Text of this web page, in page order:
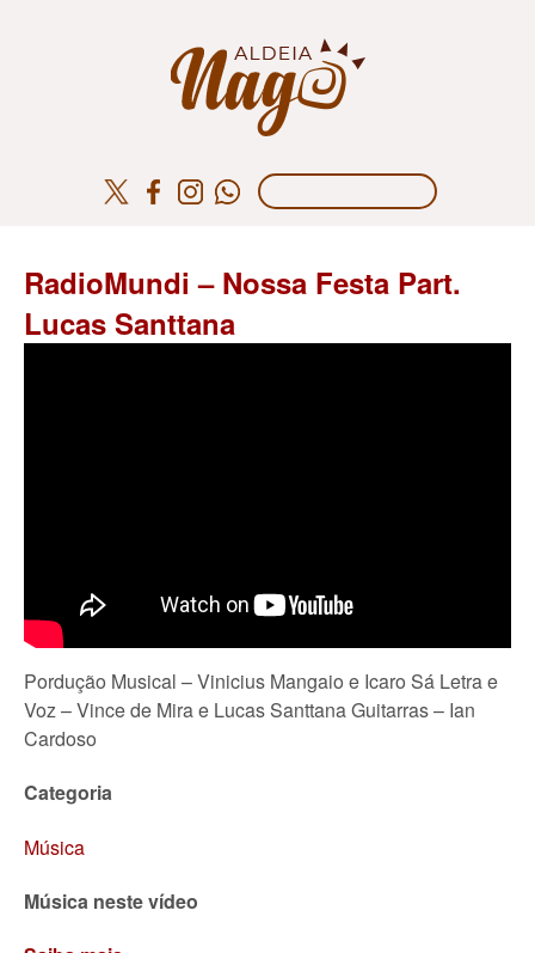
RadioMundi – Nossa Festa Part.
Lucas Santtana
Pordução Musical – Vinicius Mangaio e Icaro Sá Letra e
Voz – Vince de Mira e Lucas Santtana Guitarras – Ian
Cardoso
Categoria
Música
Música neste vídeo